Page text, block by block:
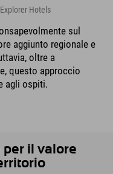
Hotels
sul
aggiunto regionale e
oltre a
questo approccio
agli ospiti.
per il valore